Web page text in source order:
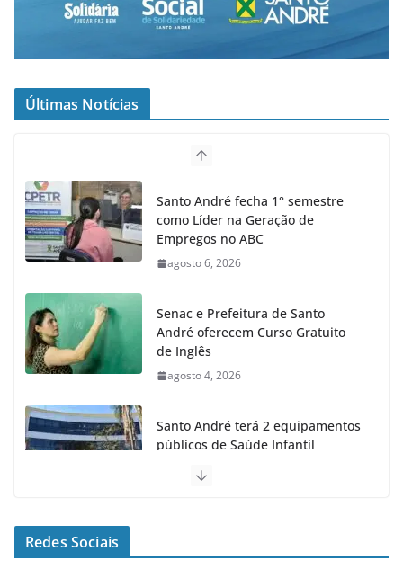
Últimas Notícias
Santo André fecha 1° semestre
como Líder na Geração de
Empregos no ABC
agosto 6, 2026
Senac e Prefeitura de Santo
André oferecem Curso Gratuito
de Inglês
agosto 4, 2026
Santo André terá 2 equipamentos
públicos de Saúde Infantil
agosto 2, 2026
semestre
Redes Sociais